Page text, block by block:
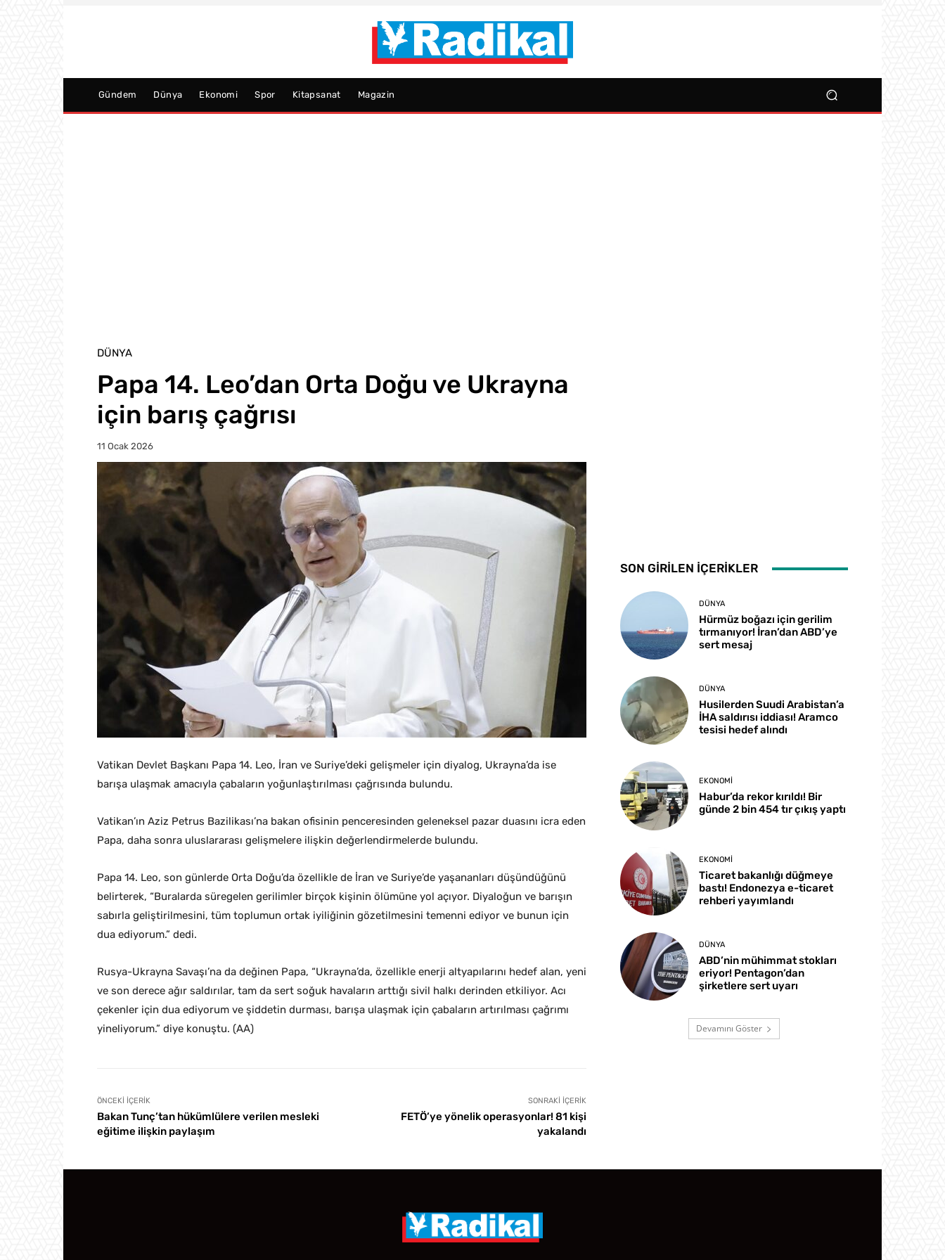
Gündem Dünya Ekonomi Spor Kitapsanat Magazin
DÜNYA
Papa 14. Leo’dan Orta Doğu ve Ukrayna
için barış çağrısı
11 Ocak 2026
Vatikan Devlet Başkanı Papa 14. Leo, İran ve Suriye’deki gelişmeler için diyalog, Ukrayna’da ise
barışa ulaşmak amacıyla çabaların yoğunlaştırılması çağrısında bulundu.
Vatikan’ın Aziz Petrus Bazilikası’na bakan ofisinin penceresinden geleneksel pazar duasını icra eden
Papa, daha sonra uluslararası gelişmelere ilişkin değerlendirmelerde bulundu.
Papa 14. Leo, son günlerde Orta Doğu’da özellikle de İran ve Suriye’de yaşananları düşündüğünü
belirterek, “Buralarda süregelen gerilimler birçok kişinin ölümüne yol açıyor. Diyaloğun ve barışın
sabırla geliştirilmesini, tüm toplumun ortak iyiliğinin gözetilmesini temenni ediyor ve bunun için
dua ediyorum.” dedi.
Rusya-Ukrayna Savaşı’na da değinen Papa, “Ukrayna’da, özellikle enerji altyapılarını hedef alan, yeni
ve son derece ağır saldırılar, tam da sert soğuk havaların arttığı sivil halkı derinden etkiliyor. Acı
çekenler için dua ediyorum ve şiddetin durması, barışa ulaşmak için çabaların artırılması çağrımı
yineliyorum.” diye konuştu. (AA)
ÖNCEKI İÇERIK
Bakan Tunç’tan hükümlülere verilen mesleki
eğitime ilişkin paylaşım
SONRAKI İÇERIK
FETÖ’ye yönelik operasyonlar! 81 kişi
yakalandı
SON GİRİLEN İÇERİKLER
DÜNYA
Hürmüz boğazı için gerilim
tırmanıyor! İran’dan ABD’ye
sert mesaj
DÜNYA
Husilerden Suudi Arabistan’a
İHA saldırısı iddiası! Aramco
tesisi hedef alındı
EKONOMI
Habur’da rekor kırıldı! Bir
günde 2 bin 454 tır çıkış yaptı
EKONOMI
Ticaret bakanlığı düğmeye
bastı! Endonezya e-ticaret
rehberi yayımlandı
DÜNYA
ABD’nin mühimmat stokları
eriyor! Pentagon’dan
şirketlere sert uyarı
Devamını Göster